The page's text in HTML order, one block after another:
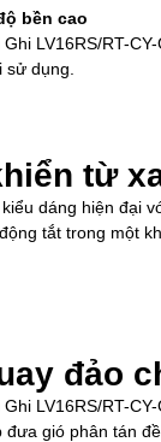
bền cao
LV16RS/RT-
dụng.
từ
dáng hiện đại
tắt trong một
đảo
LV16RS/RT-
đưa gió phân tán